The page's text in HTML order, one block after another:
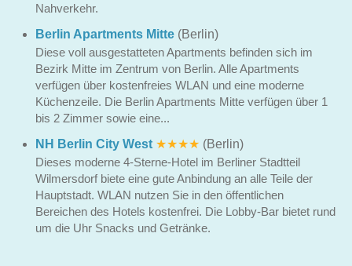
Nahverkehr.
Berlin Apartments Mitte (Berlin)
Diese voll ausgestatteten Apartments befinden sich im
Bezirk Mitte im Zentrum von Berlin. Alle Apartments
verfügen über kostenfreies WLAN und eine moderne
Küchenzeile. Die Berlin Apartments Mitte verfügen über 1
bis 2 Zimmer sowie eine...
NH Berlin City West ★★★★ (Berlin)
Dieses moderne 4-Sterne-Hotel im Berliner Stadtteil
Wilmersdorf biete eine gute Anbindung an alle Teile der
Hauptstadt. WLAN nutzen Sie in den öffentlichen
Bereichen des Hotels kostenfrei. Die Lobby-Bar bietet rund
um die Uhr Snacks und Getränke.